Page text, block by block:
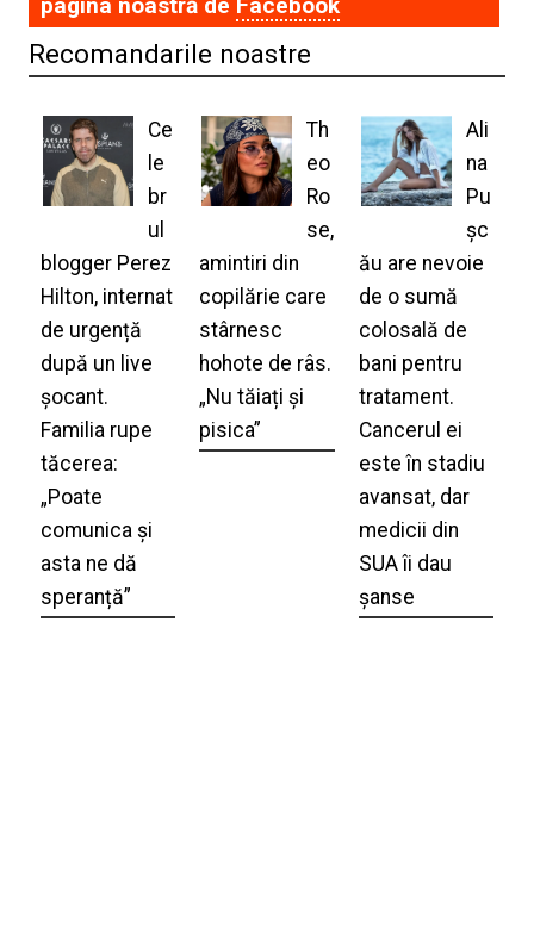
Recomandarile noastre
Ce
le
br
ul
blogger Perez
Hilton, internat
de urgență
după un live
șocant.
Familia rupe
tăcerea:
„Poate
comunica și
asta ne dă
speranță”
Th
eo
Ro
se,
amintiri din
copilărie care
stârnesc
hohote de râs.
„Nu tăiați și
pisica”
Ali
na
Pu
șc
ău are nevoie
de o sumă
colosală de
bani pentru
tratament.
Cancerul ei
este în stadiu
avansat, dar
medicii din
SUA îi dau
șanse